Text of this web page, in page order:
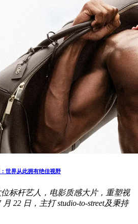
世界从此拥有绝佳视野
标杆艺人，电影质感大片，重塑视
22 日，主打 studio-to-street及秉持